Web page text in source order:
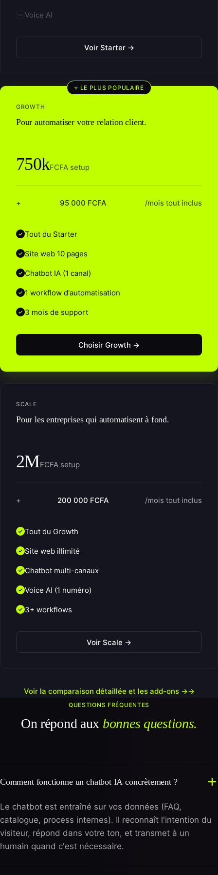
Voice AI
Voir Starter →
⭐ LE PLUS POPULAIRE
GROWTH
Pour automatiser votre relation client.
750kFCFA setup
+ 95 000 FCFA /mois tout inclus
Tout du Starter
Site web 10 pages
Chatbot IA (1 canal)
1 workflow d'automatisation
3 mois de support
Choisir Growth →
SCALE
Pour les entreprises qui automatisent à fond.
2MFCFA setup
+ 200 000 FCFA /mois tout inclus
Tout du Growth
Site web illimité
Chatbot multi-canaux
Voice AI (1 numéro)
3+ workflows
Voir Scale →
Voir la comparaison détaillée et les add-ons →
QUESTIONS FRÉQUENTES
On répond aux bonnes questions.
Comment fonctionne un chatbot IA concrètement ?
Le chatbot est entraîné sur vos données (FAQ,
catalogue, process internes). Il reconnaît l'intention du
visiteur, répond dans votre ton, et transmet à un
humain quand c'est nécessaire.